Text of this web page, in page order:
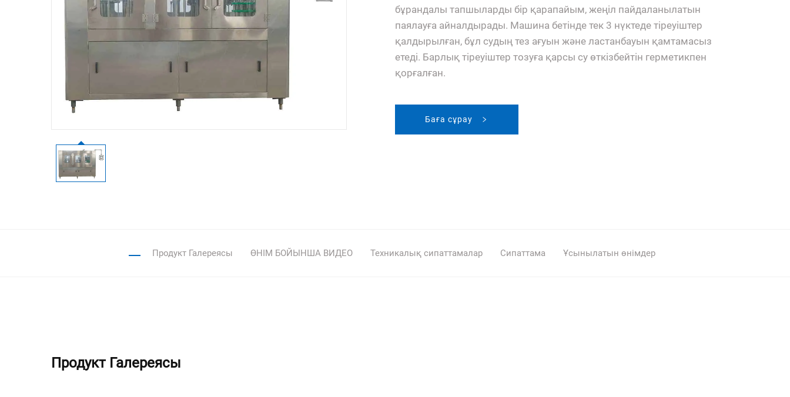
бұрандалы тапшыларды бір қарапайым, жеңіл пайдаланылатын
паялауға айналдырады. Машина бетінде тек 3 нүктеде тіреуіштер
қалдырылған, бұл судың тез ағуын және ластанбауын қамтамасыз
етеді. Барлық тіреуіштер тозуға қарсы су өткізбейтін герметикпен
қорғалған.
Баға сұрау
Продукт Галереясы ӨНІМ БОЙЫНША ВИДЕО Техникалық сипаттамалар Сипаттама Ұсынылатын өнімдер
Продукт Галереясы